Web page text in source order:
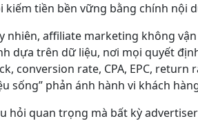
kiếm tiền bền vững bằng chính nội
nhiên, affiliate marketing không
dựa trên dữ liệu, nơi mọi quyết
conversion rate, CPA, EPC,
sống” phản ánh hành vi khách
hỏi quan trọng mà bất kỳ